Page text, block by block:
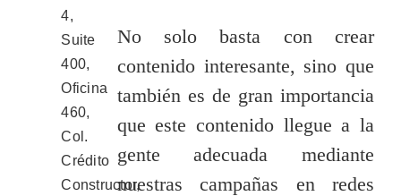
4,
Suite
400,
Oficina
460,
Col.
Crédito
Constructor,
No solo basta con crear
contenido interesante, sino que
también es de gran importancia
que este contenido llegue a la
gente adecuada mediante
nuestras campañas en redes